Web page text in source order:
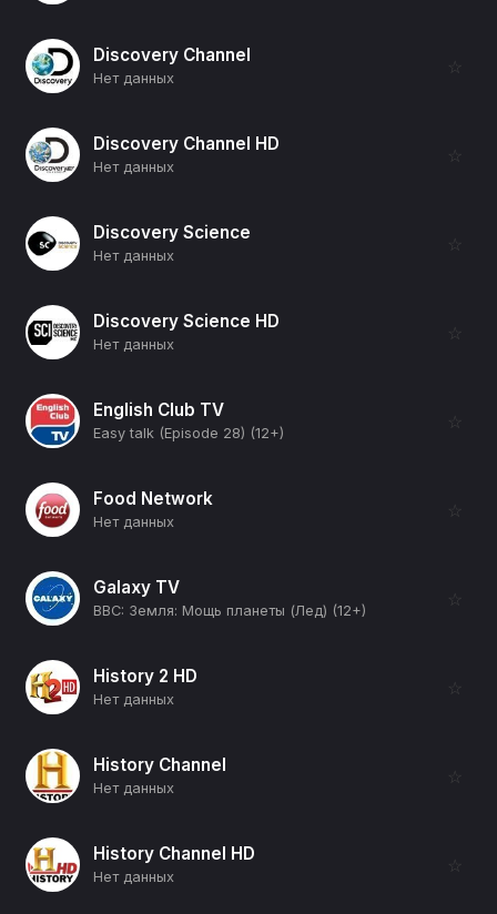
Discovery Channel
Нет данных
☆
Discovery Channel HD
Нет данных
☆
Discovery Science
Нет данных
☆
Discovery Science HD
Нет данных
☆
English Club TV
Easy talk (Episode 28) (12+)
☆
Food Network
Нет данных
☆
Galaxy TV
BBC: Земля: Мощь планеты (Лед) (12+)
☆
History 2 HD
Нет данных
☆
History Channel
Нет данных
☆
History Channel HD
Нет данных
☆